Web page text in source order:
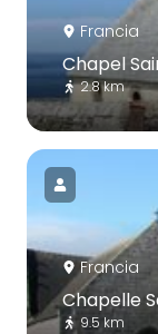
Francia
Chapel
2.8 km
Francia
Chapelle
9.5 km